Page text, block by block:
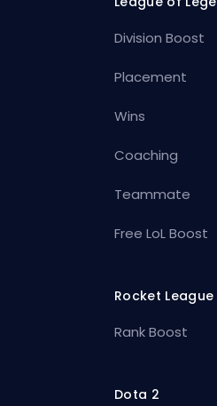
Division Boost
Placement
Wins
Coaching
Teammate
Free LoL Boost
Rocket League
Rank Boost
Dota 2